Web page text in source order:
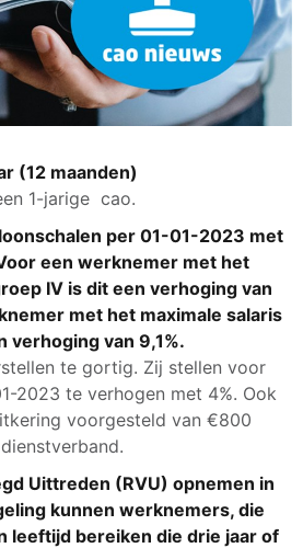
(12 maanden)
1-jarige cao.
per 01-01-2023 met
een werknemer met het
IV is dit een verhoging van
met het maximale salaris
verhoging van 9,1%.
te gortig. Zij stellen voor
2023 te verhogen met 4%. Ook
voorgesteld van €800
Uittreden (RVU) opnemen in
kunnen werknemers, die
leeftijd bereiken die drie jaar of